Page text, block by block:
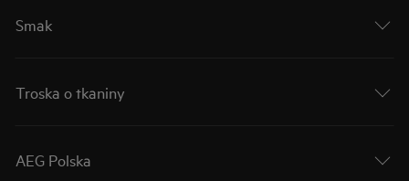
Smak
Troska o tkaniny
AEG Polska